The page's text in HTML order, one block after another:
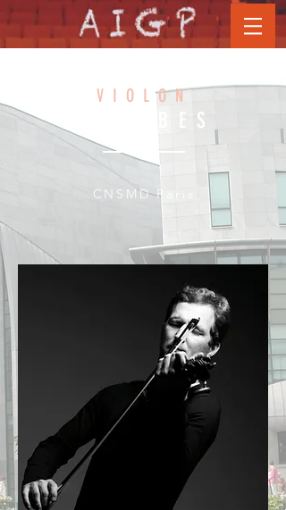
VIOLON
AMBES
CNSMD Paris